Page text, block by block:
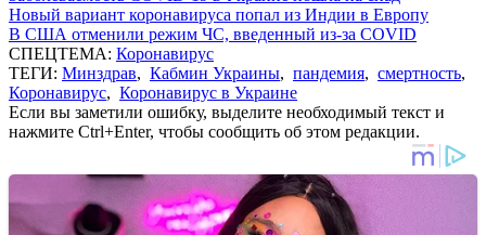
Новый вариант коронавируса попал из Индии в Европу
В США отменили режим ЧС, введенный из-за COVID
СПЕЦТЕМА: Коронавирус
ТЕГИ: Минздрав, Кабмин Украины, пандемия, смертность,
Коронавирус, Коронавирус в Украине
Если вы заметили ошибку, выделите необходимый текст и
нажмите Ctrl+Enter, чтобы сообщить об этом редакции.